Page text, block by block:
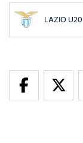
LAZIO U20